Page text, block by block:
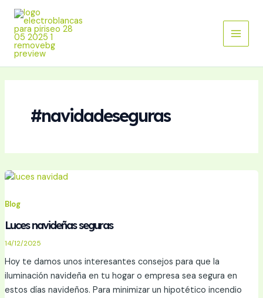
contenido
Menu
#navidadeseguras
Blog
Luces navideñas seguras
14/12/2025
Hoy te damos unos interesantes consejos para que la
iluminación navideña en tu hogar o empresa sea segura en
estos días navideños. Para minimizar un hipotético incendio